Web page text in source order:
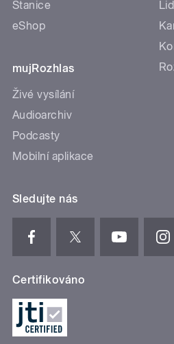
Stanice
eShop
mujRozhlas
Živé vysílání
Audioarchiv
Podcasty
Mobilní aplikace
Sledujte nás
Certifikováno